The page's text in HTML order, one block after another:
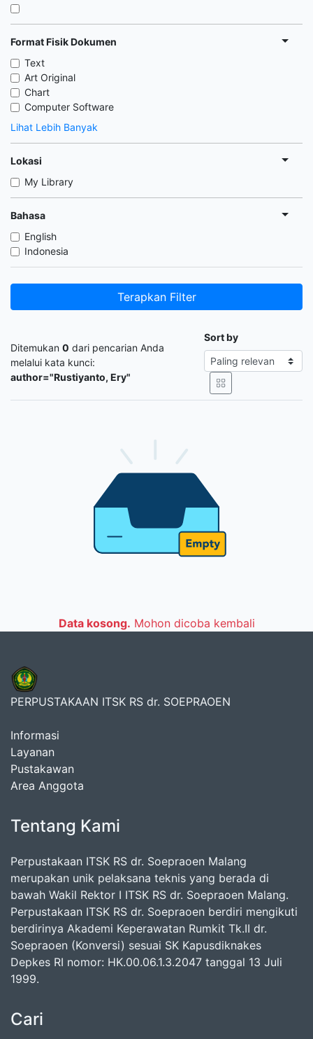
Format Fisik Dokumen
Text
Art Original
Chart
Computer Software
Lihat Lebih Banyak
Lokasi
My Library
Bahasa
English
Indonesia
Terapkan Filter
Ditemukan 0 dari pencarian Anda
melalui kata kunci:
author="Rustiyanto, Ery"
Sort by
Data kosong. Mohon dicoba kembali
PERPUSTAKAAN ITSK RS dr. SOEPRAOEN
Informasi
Layanan
Pustakawan
Area Anggota
Tentang Kami
Perpustakaan ITSK RS dr. Soepraoen Malang
merupakan unik pelaksana teknis yang berada di
bawah Wakil Rektor I ITSK RS dr. Soepraoen Malang.
Perpustakaan ITSK RS dr. Soepraoen berdiri mengikuti
berdirinya Akademi Keperawatan Rumkit Tk.II dr.
Soepraoen (Konversi) sesuai SK Kapusdiknakes
Depkes RI nomor: HK.00.06.1.3.2047 tanggal 13 Juli
1999.
Cari